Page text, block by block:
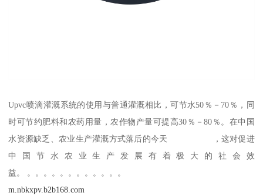
Upvc喷滴灌溉系统的使用与普通灌溉相比，可节水50％－70％，同
时可节约肥料和农药用量，农作物产量可提高30％－80％。在中国
水资源缺乏、农业生产灌溉方式落后的今天 ，这对促进
中国节水农业生产发展有着极大的社会效
益。 。。。。。。。。。。。。
m.nbkxpv.b2b168.com